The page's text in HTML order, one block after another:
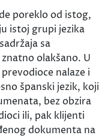
poreklo od istog,
istoj grupi jezika
sa
olakšano. U
nalaze i
španski jezik, koji
bez obzira
ili, pak klijenti
dokumenta na